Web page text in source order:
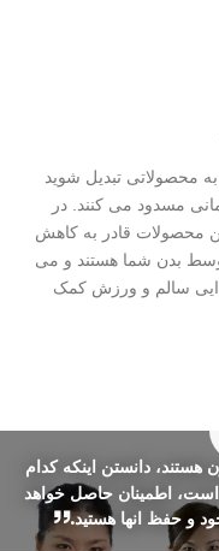
محصولاتی تبدیل شوید
مسدود می کنند. در
محصولات قادر به کاهش
بدن شما هستند و می
سالم و ورزش کمک
دانستن اینکه کدام
اطمینان حاصل خواهد
و حفظ انها هستید.